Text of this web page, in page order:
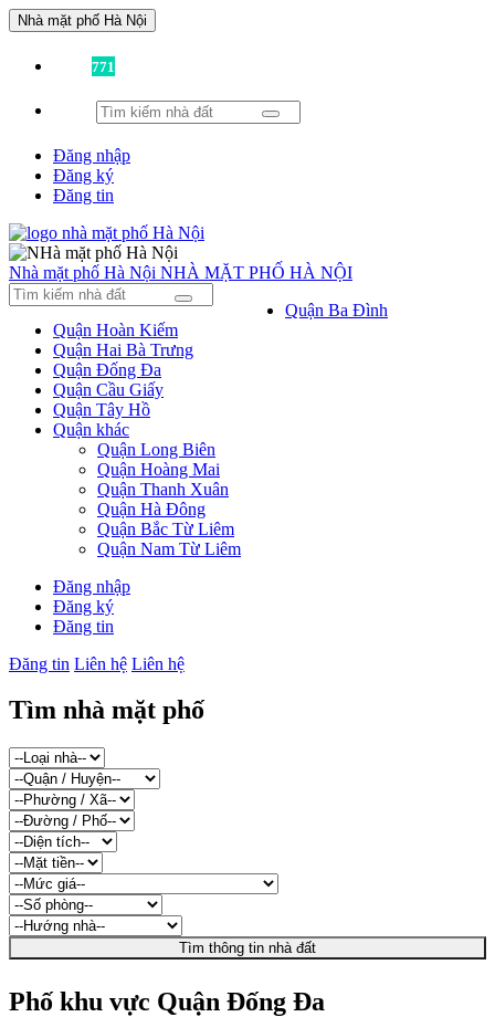
Nhà mặt phố Hà Nội
771
Đăng nhập
Đăng ký
Đăng tin
Nhà mặt phố Hà Nội NHÀ MẶT PHỐ HÀ NỘI
Quận Ba Đình
Quận Hoàn Kiếm
Quận Hai Bà Trưng
Quận Đống Đa
Quận Cầu Giấy
Quận Tây Hồ
Quận khác
Quận Long Biên
Quận Hoàng Mai
Quận Thanh Xuân
Quận Hà Đông
Quận Bắc Từ Liêm
Quận Nam Từ Liêm
Đăng nhập
Đăng ký
Đăng tin
Đăng tin Liên hệ Liên hệ
Tìm nhà mặt phố
Tìm thông tin nhà đất
Phố khu vực Quận Đống Đa